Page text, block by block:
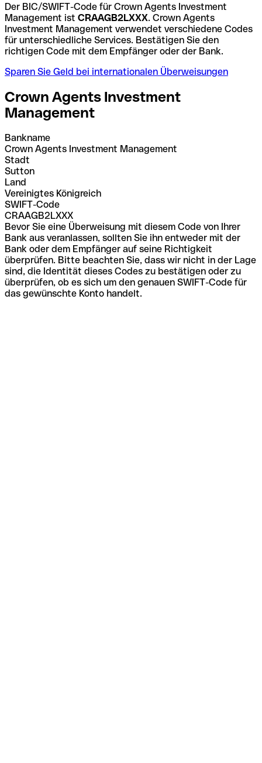
Der BIC/SWIFT-Code für Crown Agents Investment
Management ist CRAAGB2LXXX. Crown Agents
Investment Management verwendet verschiedene Codes
für unterschiedliche Services. Bestätigen Sie den
richtigen Code mit dem Empfänger oder der Bank.
Sparen Sie Geld bei internationalen Überweisungen
Crown Agents Investment
Management
Bankname
Crown Agents Investment Management
Stadt
Sutton
Land
Vereinigtes Königreich
SWIFT-Code
CRAAGB2LXXX
Bevor Sie eine Überweisung mit diesem Code von Ihrer
Bank aus veranlassen, sollten Sie ihn entweder mit der
Bank oder dem Empfänger auf seine Richtigkeit
überprüfen. Bitte beachten Sie, dass wir nicht in der Lage
sind, die Identität dieses Codes zu bestätigen oder zu
überprüfen, ob es sich um den genauen SWIFT-Code für
das gewünschte Konto handelt.